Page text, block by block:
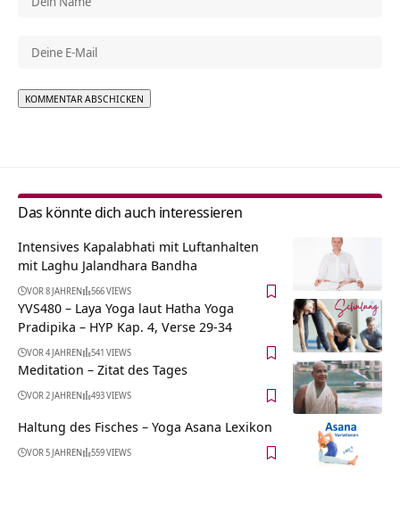
Das könnte dich auch interessieren
Intensives Kapalabhati mit Luftanhalten
mit Laghu Jalandhara Bandha
VOR 8 JAHREN 566 VIEWS
YVS480 – Laya Yoga laut Hatha Yoga
Pradipika – HYP Kap. 4, Verse 29-34
VOR 4 JAHREN 541 VIEWS
Meditation – Zitat des Tages
VOR 2 JAHREN 493 VIEWS
Haltung des Fisches – Yoga Asana Lexikon
VOR 5 JAHREN 559 VIEWS